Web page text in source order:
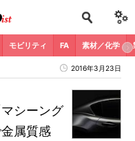
モビリティ FA 素材／化学
2016年3月23日
シーング
属質感